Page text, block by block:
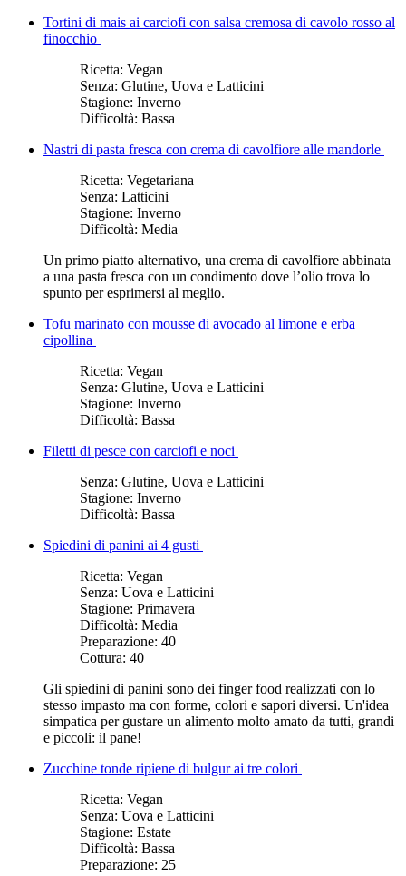
Tortini di mais ai carciofi con salsa cremosa di cavolo rosso al
finocchio
Ricetta: Vegan
Senza: Glutine, Uova e Latticini
Stagione: Inverno
Difficoltà: Bassa
Nastri di pasta fresca con crema di cavolfiore alle mandorle
Ricetta: Vegetariana
Senza: Latticini
Stagione: Inverno
Difficoltà: Media
Un primo piatto alternativo, una crema di cavolfiore abbinata
a una pasta fresca con un condimento dove l’olio trova lo
spunto per esprimersi al meglio.
Tofu marinato con mousse di avocado al limone e erba
cipollina
Ricetta: Vegan
Senza: Glutine, Uova e Latticini
Stagione: Inverno
Difficoltà: Bassa
Filetti di pesce con carciofi e noci
Senza: Glutine, Uova e Latticini
Stagione: Inverno
Difficoltà: Bassa
Spiedini di panini ai 4 gusti
Ricetta: Vegan
Senza: Uova e Latticini
Stagione: Primavera
Difficoltà: Media
Preparazione: 40
Cottura: 40
Gli spiedini di panini sono dei finger food realizzati con lo
stesso impasto ma con forme, colori e sapori diversi. Un'idea
simpatica per gustare un alimento molto amato da tutti, grandi
e piccoli: il pane!
Zucchine tonde ripiene di bulgur ai tre colori
Ricetta: Vegan
Senza: Uova e Latticini
Stagione: Estate
Difficoltà: Bassa
Preparazione: 25